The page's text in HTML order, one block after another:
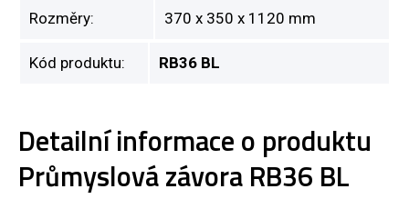
Rozměry: 370 x 350 x 1120 mm
Kód produktu: RB36 BL
Detailní informace o produktu
Průmyslová závora RB36 BL